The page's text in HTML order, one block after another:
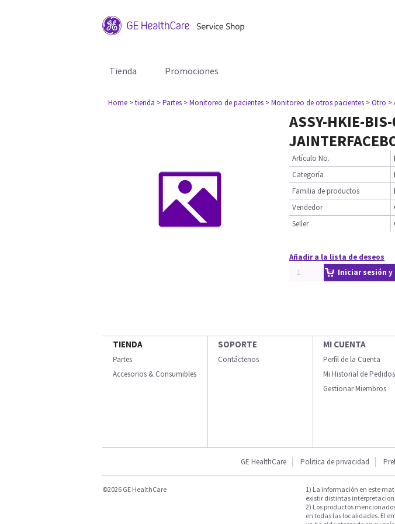
Tienda Promociones
Home > tienda > Partes > Monitoreo de pacientes > Monitoreo de otros pacientes > Otro >
ASSY-HKIE-
Artículo No.
Categoría
Familia de productos
Vendedor
Seller
Añadir a la lista de deseos
Iniciar sesión
TIENDA
Partes
Accesorios & Consumibles
SOPORTE
Contáctenos
MI CUENTA
Perfil de la Cuenta
Mi Historial de Pedidos
Gestionar Miembros
GE HealthCare Politica de privacidad
©2026 GE HealthCare
1) La información en este
existir distintas
2) Los productos
en todas las localidades. El